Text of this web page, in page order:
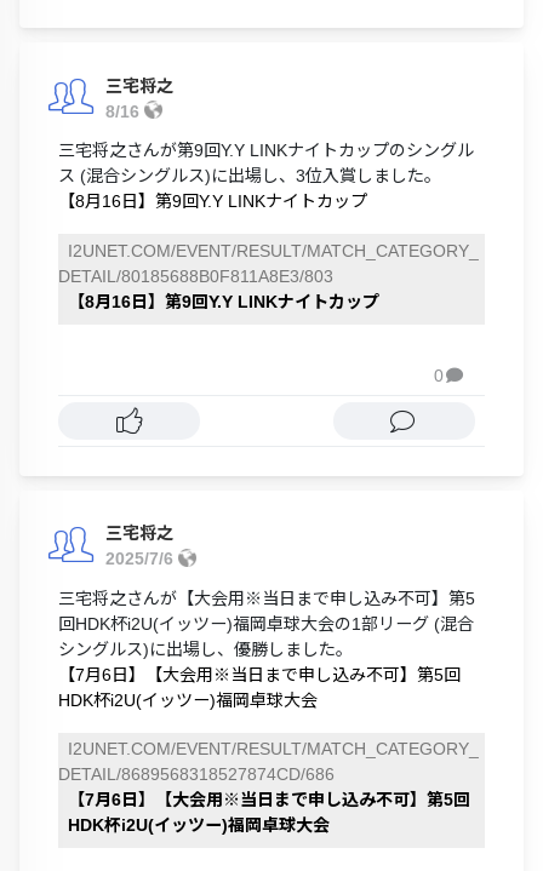
三宅将之
8/16
三宅将之さんが第9回Y.Y LINKナイトカップのシングル
ス (混合シングルス)に出場し、3位入賞しました。
【8月16日】第9回Y.Y LINKナイトカップ
I2UNET.COM/EVENT/RESULT/MATCH_CATEGORY_
DETAIL/80185688B0F811A8E3/803
【8月16日】第9回Y.Y LINKナイトカップ
0
三宅将之
2025/7/6
三宅将之さんが【大会用※当日まで申し込み不可】第5
回HDK杯i2U(イッツー)福岡卓球大会の1部リーグ (混合
シングルス)に出場し、優勝しました。
【7月6日】【大会用※当日まで申し込み不可】第5回
HDK杯i2U(イッツー)福岡卓球大会
I2UNET.COM/EVENT/RESULT/MATCH_CATEGORY_
DETAIL/8689568318527874CD/686
【7月6日】【大会用※当日まで申し込み不可】第5回
HDK杯i2U(イッツー)福岡卓球大会